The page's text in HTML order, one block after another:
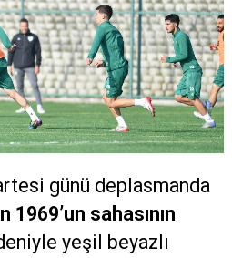
günü deplasmanda
1969’un sahasının
yeşil beyazlı